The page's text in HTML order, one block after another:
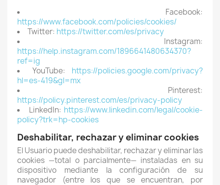
Facebook:
https://www.facebook.com/policies/cookies/
Twitter: https://twitter.com/es/privacy
Instagram:
https://help.instagram.com/1896641480634370?
ref=ig
YouTube: https://policies.google.com/privacy?
hl=es-419&gl=mx
Pinterest:
https://policy.pinterest.com/es/privacy-policy
LinkedIn: https://www.linkedin.com/legal/cookie-
policy?trk=hp-cookies
Deshabilitar, rechazar y eliminar cookies
El Usuario puede deshabilitar, rechazar y eliminar las
cookies —total o parcialmente— instaladas en su
dispositivo mediante la configuración de su
navegador (entre los que se encuentran, por